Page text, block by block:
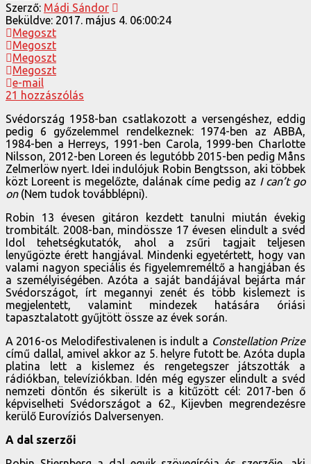
Szerző: Mádi Sándor
Beküldve: 2017. május 4. 06:00:24
Megoszt
Megoszt
Megoszt
Megoszt
e-mail
21 hozzászólás
Svédország 1958-ban csatlakozott a versengéshez, eddig
pedig 6 győzelemmel rendelkeznek: 1974-ben az ABBA,
1984-ben a Herreys, 1991-ben Carola, 1999-ben Charlotte
Nilsson, 2012-ben Loreen és legutóbb 2015-ben pedig Måns
Zelmerlöw nyert. Idei indulójuk Robin Bengtsson, aki többek
közt Loreent is megelőzte, dalának címe pedig az I can’t go
on(Nem tudok továbblépni).
Robin 13 évesen gitáron kezdett tanulni miután évekig
trombitált. 2008-ban, mindössze 17 évesen elindult a svéd
Idol tehetségkutatók, ahol a zsűri tagjait teljesen
lenyűgözte érett hangjával. Mindenki egyetértett, hogy van
valami nagyon speciális és figyelemreméltő a hangjában és
a személyiségében. Azóta a saját bandájával bejárta már
Svédországot, írt megannyi zenét és több kislemezt is
megjelentett, valamint mindezek hatására óriási
tapasztalatott gyűjtött össze az évek során.
A 2016-os Melodifestivalenen is indult a Constellation Prize
című dallal, amivel akkor az 5. helyre futott be. Azóta dupla
platina lett a kislemez és rengetegszer játszották a
rádiókban, televíziókban. Idén még egyszer elindult a svéd
nemzeti döntőn és sikerült is a kitűzött cél: 2017-ben ő
képviselheti Svédországot a 62., Kijevben megrendezésre
kerülő Eurovíziós Dalversenyen.
A dal szerzői